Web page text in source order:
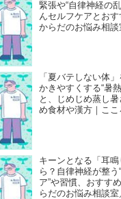
緊張や“自律神経の
んセルフケアとお
からだのお悩み相
「夏バテしない体
かきやすくする“暑
と、じめじめ蒸し
め食材や漢方｜こ
キーンとなる「耳
ら？自律神経が整う
ア”や習慣、おすす
らだのお悩み相談室